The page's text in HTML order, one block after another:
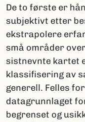
De to første er
subjektivt etter
ekstrapolere
små områder
sistnevnte kartet
klassifisering av
generell. Felles
datagrunnlaget
begrenset og